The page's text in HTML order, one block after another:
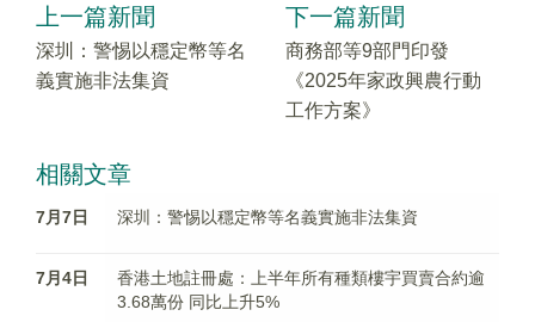
上一篇新聞
深圳：警惕以穩定幣等名
義實施非法集資
下一篇新聞
商務部等9部門印發
《2025年家政興農行動
工作方案》
相關文章
7月7日 深圳：警惕以穩定幣等名義實施非法集資
7月4日
香港土地註冊處：上半年所有種類樓宇買賣合約逾
3.68萬份 同比上升5%